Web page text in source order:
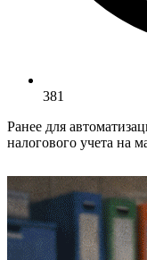
381
Ранее для
налогового учета на